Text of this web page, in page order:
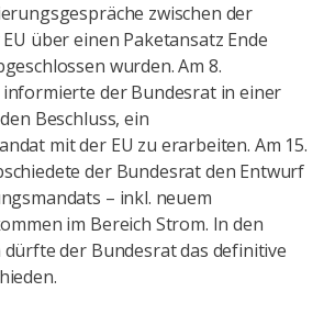
zwischen der
über einen Paketansatz Ende
wurden. Am 8.
der Bundesrat in einer
Beschluss, ein
mit der EU zu erarbeiten. Am 15.
der Bundesrat den Entwurf
– inkl. neuem
im Bereich Strom. In den
der Bundesrat das definitive